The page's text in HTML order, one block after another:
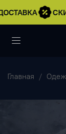
Главная